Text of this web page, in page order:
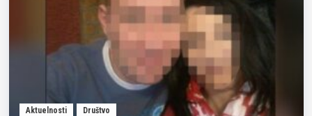
Aktuelnosti Društvo